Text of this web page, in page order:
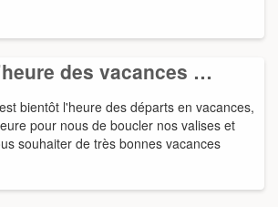
des vacances …
bientôt l'heure des départs en vacances,
pour nous de boucler nos valises et
souhaiter de très bonnes vacances